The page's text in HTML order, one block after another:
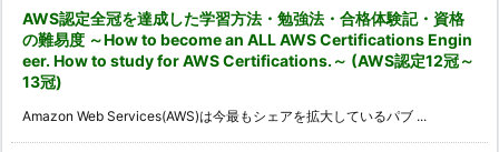
AWS認定全冠を達成した学習方法・勉強法・合格体験記・資格
の難易度 ～How to become an ALL AWS Certifications Engin
eer. How to study for AWS Certifications.～ (AWS認定12冠～
13冠)
Amazon Web Services(AWS)は今最もシェアを拡大しているパブ ...